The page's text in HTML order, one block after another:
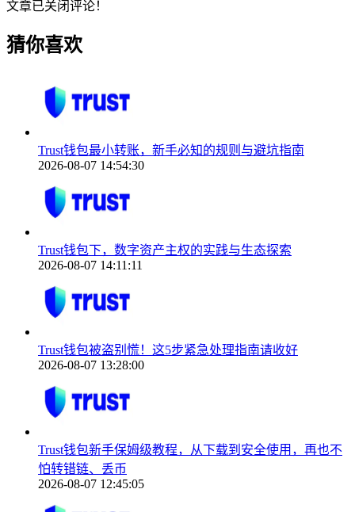
文章已关闭评论！
猜你喜欢
Trust钱包最小转账，新手必知的规则与避坑指南
2026-08-07 14:54:30
Trust钱包下，数字资产主权的实践与生态探索
2026-08-07 14:11:11
Trust钱包被盗别慌！这5步紧急处理指南请收好
2026-08-07 13:28:00
Trust钱包新手保姆级教程，从下载到安全使用，再也不
怕转错链、丢币
2026-08-07 12:45:05